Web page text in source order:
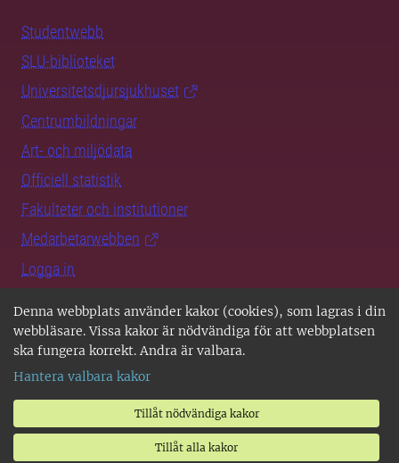
Denna webbplats använder kakor (cookies), som lagras i din
webbläsare. Vissa kakor är nödvändiga för att webbplatsen
ska fungera korrekt. Andra är valbara.
Hantera valbara kakor
Tillåt nödvändiga kakor
Tillåt alla kakor
Studentwebb
SLU-biblioteket
Universitetsdjursjukhuset
Centrumbildningar
Art- och miljödata
Officiell statistik
Fakulteter och institutioner
Medarbetarwebben
Logga in
För dig som
vill bli student
är journalist
vill bli doktorand
vill söka jobb